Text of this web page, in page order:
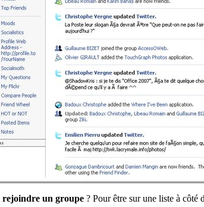
un groupe ? Pour être sur une liste à côté